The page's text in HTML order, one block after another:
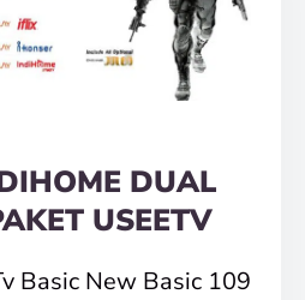
DUAL
USEETV
Basic New Basic 109